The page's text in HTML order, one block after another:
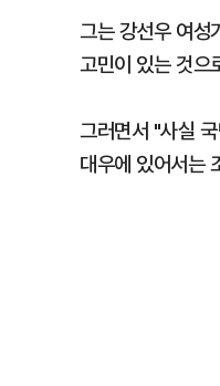
그는 강선우 여성
고민이 있는 것으
그러면서 "사실
대우에 있어서는